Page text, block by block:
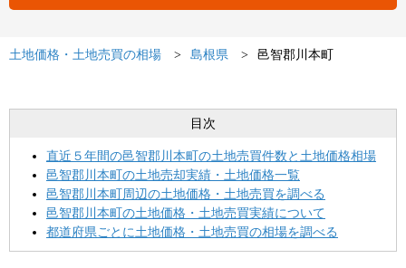
土地価格・土地売買の相場 島根県 邑智郡川本町
目次
直近５年間の邑智郡川本町の土地売買件数と土地価格相場
邑智郡川本町の土地売却実績・土地価格一覧
邑智郡川本町周辺の土地価格・土地売買を調べる
邑智郡川本町の土地価格・土地売買実績について
都道府県ごとに土地価格・土地売買の相場を調べる